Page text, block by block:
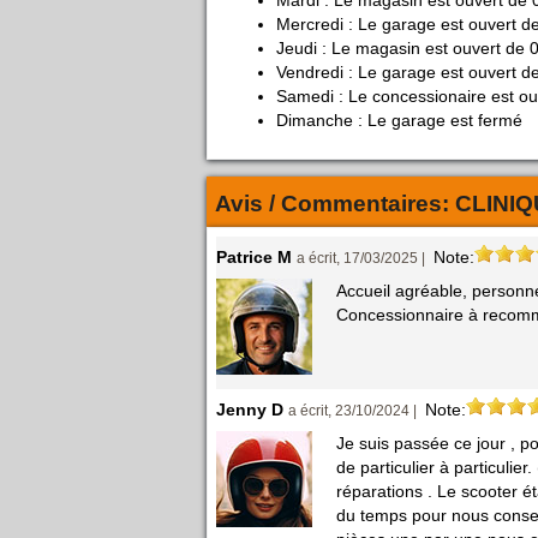
Mercredi : Le garage est ouvert
Jeudi : Le magasin est ouvert de
Vendredi : Le garage est ouvert
Samedi : Le concessionaire est
Dimanche : Le garage est fermé
Avis / Commentaires:
Patrice M a écrit, 17/03/2025 |
Note:
Accueil agréable,
Concessionnaire à
Jenny D a écrit, 23/10/2024 |
Note:
Je suis passée ce jour ,
de particulier à
réparations . Le scooter
du temps pour nous